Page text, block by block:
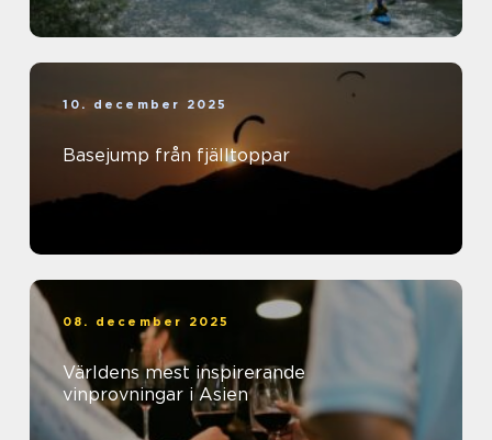
10. december 2025
Basejump från fjälltoppar
08. december 2025
Världens mest inspirerande
vinprovningar i Asien